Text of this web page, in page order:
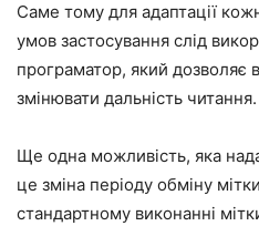
Саме тому для адаптації
умов застосування слід
програматор, який
змінювати дальність читання.
Ще одна можливість, яка
це зміна періоду обміну
стандартному виконанні